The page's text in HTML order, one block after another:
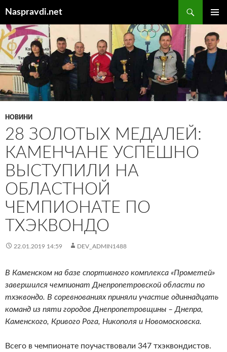
вмісту
Naspravdi.net
МЕНЮ
НОВИНИ
28 ЗОЛОТЫХ МЕДАЛЕЙ:
КАМЕНЧАНЕ УСПЕШНО
ВЫСТУПИЛИ НА
ОБЛАСТНОЙ
ЧЕМПИОНАТЕ ПО
ТХЭКВОНДО
22.01.2019 14:59 DEV_ADMIN1488
В Каменском на базе спортивного комплекса «Прометей»
завершился чемпионат Днепропетровской области по
тхэквондо. В соревнованиях приняли участие одиннадцать
команд из пяти городов Днепропетровщины – Днепра,
Каменского, Кривого Рога, Никополя и Новомосковска.
Всего в чемпионате поучаствовали 347 тхэквондистов.